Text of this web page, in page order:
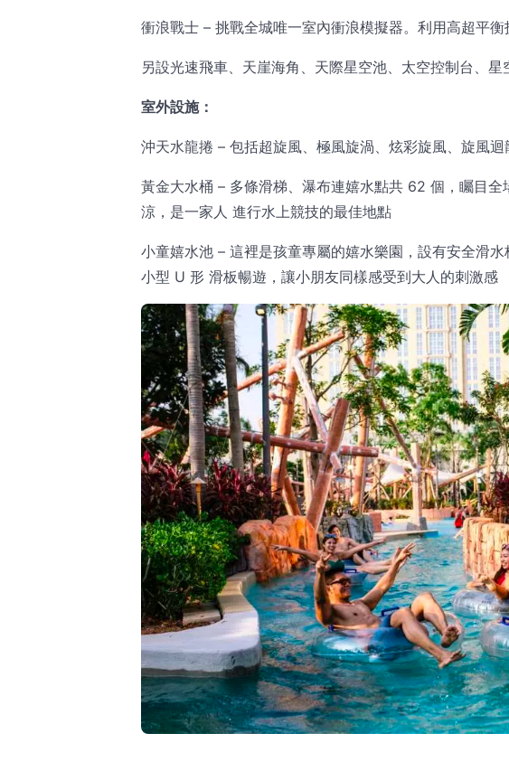
衝浪戰士 – 挑戰全城唯一室內衝浪模擬器。利用高超平
另設光速飛車、天崖海角、天際星空池、太空控制台、星
室外設施：
沖天水龍捲 – 包括超旋風、極風旋渦、炫彩旋風、旋風
黃金大水桶 – 多條滑梯、瀑布連嬉水點共 62 個，矚目
涼，是一家人 進行水上競技的最佳地點
小童嬉水池 – 這裡是孩童專屬的嬉水樂園，設有安全滑
小型 U 形 滑板暢遊，讓小朋友同樣感受到大人的刺激感